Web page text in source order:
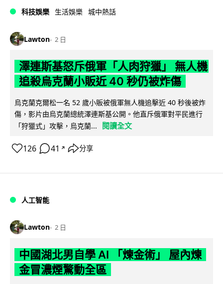
科技娛樂 生活娛樂 城中熱話
Lawton 2 日
澤連斯基怒斥俄軍「人肉狩獵」 無人機
追殺烏克蘭小販近 40 秒仍被炸傷
烏克蘭克爾松一名 52 歲小販被俄軍無人機追擊近 40 秒後被炸
傷，影片由烏克蘭總統澤連斯基公開。他直斥俄軍對平民進行
「狩獵式」攻擊，烏克蘭...
閱讀全文
126 41 ↗ 分享
人工智能
Lawton 2 日
中國湖北男自學 AI 「煉金術」 屋內煉
金冒濃煙驚動全區